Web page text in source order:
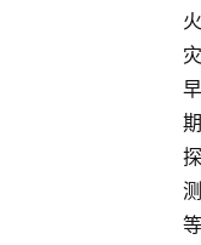
火
灾
早
期
探
测
等